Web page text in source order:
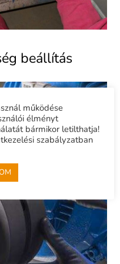
beállítás
működése
élményt
bármikor letilthatja!
szabályzatban